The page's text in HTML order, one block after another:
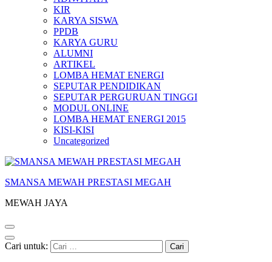
KIR
KARYA SISWA
PPDB
KARYA GURU
ALUMNI
ARTIKEL
LOMBA HEMAT ENERGI
SEPUTAR PENDIDIKAN
SEPUTAR PERGURUAN TINGGI
MODUL ONLINE
LOMBA HEMAT ENERGI 2015
KISI-KISI
Uncategorized
SMANSA MEWAH PRESTASI MEGAH
MEWAH JAYA
Cari untuk: